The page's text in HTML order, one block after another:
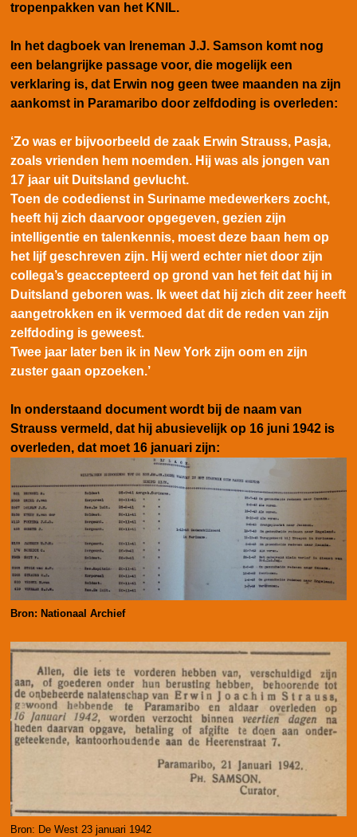
tropenpakken van het KNIL.
In het dagboek van Ireneman J.J. Samson komt nog
een belangrijke passage voor, die mogelijk een
verklaring is, dat Erwin nog geen twee maanden na zijn
aankomst in Paramaribo door zelfdoding is overleden:
‘Zo was er bijvoorbeeld de zaak Erwin Strauss, Pasja,
zoals vrienden hem noemden. Hij was als jongen van
17 jaar uit Duitsland gevlucht.
Toen de codedienst in Suriname medewerkers zocht,
heeft hij zich daarvoor opgegeven, gezien zijn
intelligentie en talenkennis, moest deze baan hem op
het lijf geschreven zijn. Hij werd echter niet door zijn
collega’s geaccepteerd op grond van het feit dat hij in
Duitsland geboren was. Ik weet dat hij zich dit zeer heeft
aangetrokken en ik vermoed dat dit de reden van zijn
zelfdoding is geweest.
Twee jaar later ben ik in New York zijn oom en zijn
zuster gaan opzoeken.’
In onderstaand document wordt bij de naam van
Strauss vermeld, dat hij abusievelijk op 16 juni 1942 is
overleden, dat moet 16 januari zijn:
Bron: Nationaal Archief
Bron: De West 23 januari 1942